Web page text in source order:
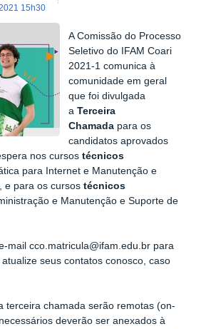
15h30
A Comissão do Processo
Seletivo do IFAM Coari
2021-1 comunica à
comunidade em geral
que foi divulgada
aTerceira
Chamada para os
candidatos aprovados
nos cursos técnicos
para Internet e Manutenção e
e para os cursos técnicos
e Manutenção e Suporte de
mail cco.matricula@ifam.edu.br para
seus contatos conosco, caso
terceira chamada serão remotas (on-
deverão ser anexados à